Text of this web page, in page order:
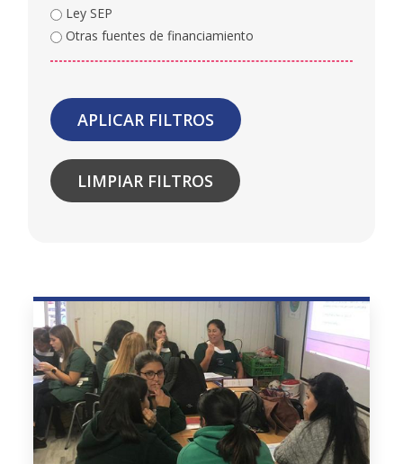
Ley SEP
Otras fuentes de financiamiento
APLICAR FILTROS
LIMPIAR FILTROS